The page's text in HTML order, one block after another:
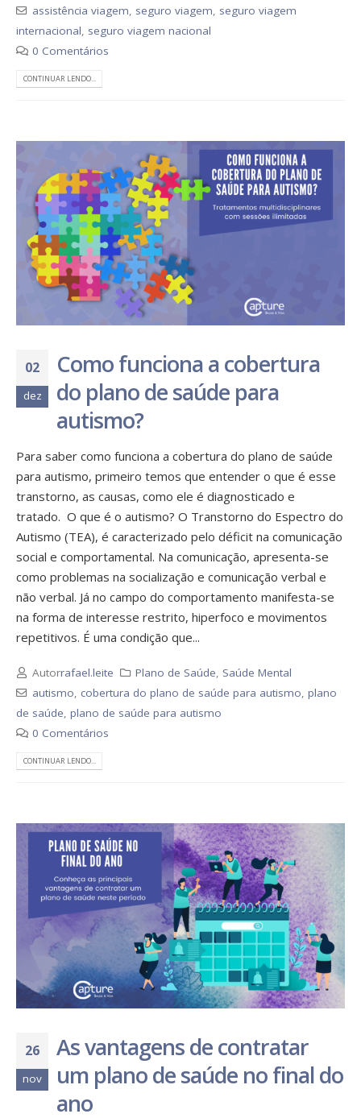
assistência viagem, seguro viagem, seguro viagem
internacional, seguro viagem nacional
0 Comentários
CONTINUAR LENDO...
02
dez
Como funciona a cobertura
do plano de saúde para
autismo?
Para saber como funciona a cobertura do plano de saúde
para autismo, primeiro temos que entender o que é esse
transtorno, as causas, como ele é diagnosticado e
tratado. O que é o autismo? O Transtorno do Espectro do
Autismo (TEA), é caracterizado pelo déficit na comunicação
social e comportamental. Na comunicação, apresenta-se
como problemas na socialização e comunicação verbal e
não verbal. Já no campo do comportamento manifesta-se
na forma de interesse restrito, hiperfoco e movimentos
repetitivos. É uma condição que...
Autorrafael.leite Plano de Saúde, Saúde Mental
autismo, cobertura do plano de saúde para autismo, plano
de saúde, plano de saúde para autismo
0 Comentários
CONTINUAR LENDO...
26
nov
As vantagens de contratar
um plano de saúde no final do
ano